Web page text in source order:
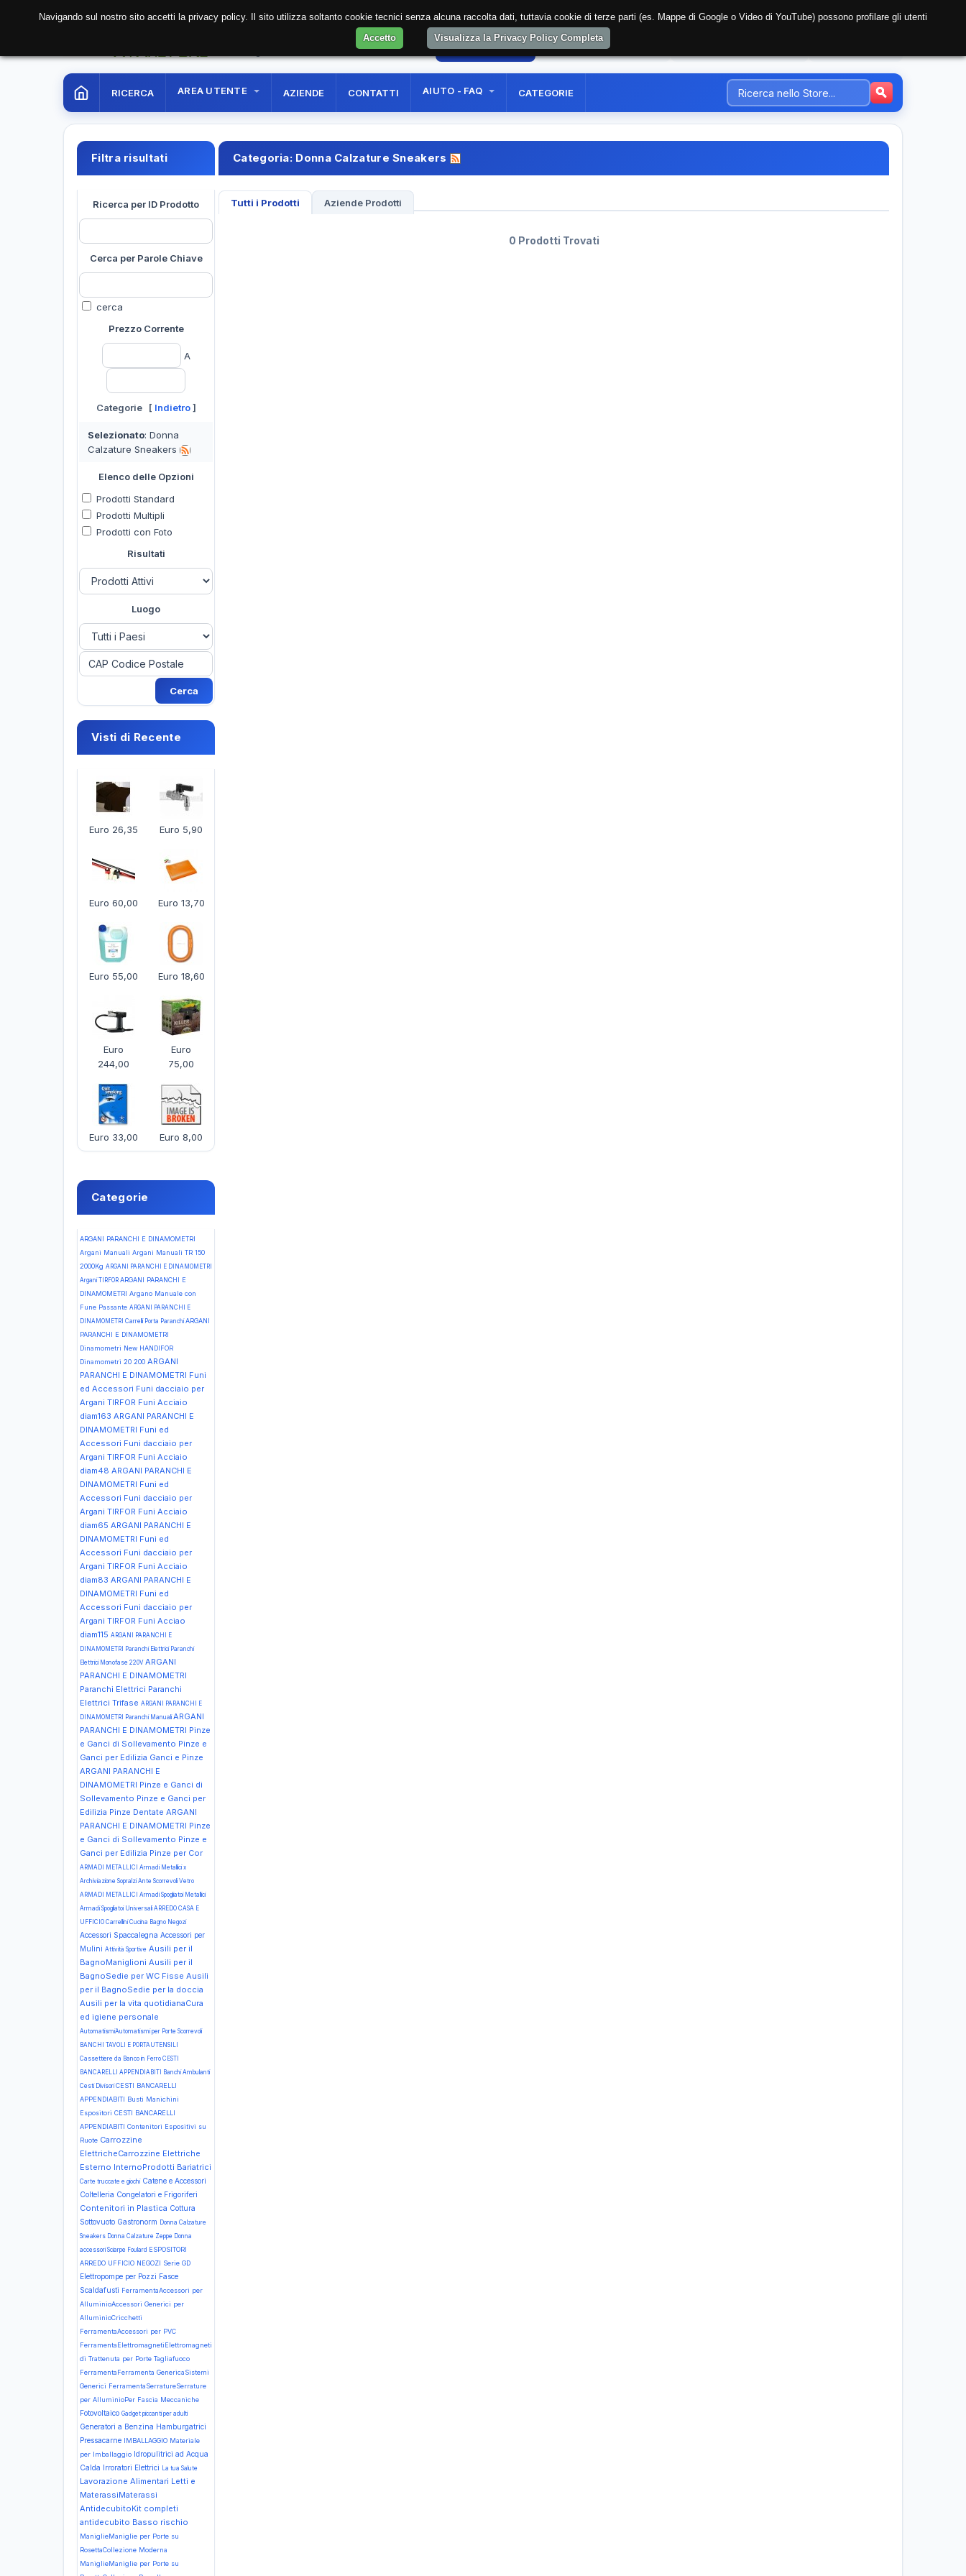
AREA RISERVATA REGISTRAZIONE UTENTE
RICERCA AREA UTENTE AZIENDE CONTATTI AIUTO - FAQ CATEGORIE
Filtra risultati
Ricerca per ID Prodotto
Cerca per Parole Chiave
cerca
Prezzo Corrente
A
Categorie [ Indietro]
Selezionato: Donna
Calzature Sneakers
Elenco delle Opzioni
Prodotti Standard
Prodotti Multipli
Prodotti con Foto
Risultati
Luogo
Visti di Recente
Euro 26,35 Euro 5,90
Euro 60,00 Euro 13,70
Euro 55,00 Euro 18,60
Euro
244,00
Euro
75,00
Euro 33,00 Euro 8,00
Categorie
ARGANI PARANCHI E DINAMOMETRI
Argani Manuali Argani Manuali TR 150
2000Kg ARGANI PARANCHI E DINAMOMETRI
Argani TIRFOR ARGANI PARANCHI E
DINAMOMETRI Argano Manuale con
Fune Passante ARGANI PARANCHI E
DINAMOMETRI Carrelli Porta ParanchiARGANI
PARANCHI E DINAMOMETRI
Dinamometri New HANDIFOR
Dinamometri 20 200 ARGANI
PARANCHI E DINAMOMETRI Funi
ed Accessori Funi dacciaio per
Argani TIRFOR Funi Acciaio
diam163 ARGANI PARANCHI E
DINAMOMETRI Funi ed
Accessori Funi dacciaio per
Argani TIRFOR Funi Acciaio
diam48 ARGANI PARANCHI E
DINAMOMETRI Funi ed
Accessori Funi dacciaio per
Argani TIRFOR Funi Acciaio
diam65 ARGANI PARANCHI E
DINAMOMETRI Funi ed
Accessori Funi dacciaio per
Argani TIRFOR Funi Acciaio
diam83 ARGANI PARANCHI E
DINAMOMETRI Funi ed
Accessori Funi dacciaio per
Argani TIRFOR Funi Acciao
diam115 ARGANI PARANCHI E
DINAMOMETRI Paranchi Elettrici Paranchi
Elettrici Monofase 220V ARGANI
PARANCHI E DINAMOMETRI
Paranchi Elettrici Paranchi
Elettrici Trifase ARGANI PARANCHI E
DINAMOMETRI Paranchi ManualiARGANI
PARANCHI E DINAMOMETRI Pinze
e Ganci di Sollevamento Pinze e
Ganci per Edilizia Ganci e Pinze
ARGANI PARANCHI E
DINAMOMETRI Pinze e Ganci di
Sollevamento Pinze e Ganci per
Edilizia Pinze Dentate ARGANI
PARANCHI E DINAMOMETRI Pinze
e Ganci di Sollevamento Pinze e
Ganci per Edilizia Pinze per Cor
ARMADI METALLICI Armadi Metallici x
Archiviazione Sopralzi Ante Scorrevoli Vetro
ARMADI METALLICI Armadi Spogliatoi Metallici
Armadi Spogliatoi UniversaliARREDO CASA E
UFFICIO Carrellini Cucina Bagno Negozi
Accessori Spaccalegna Accessori per
Mulini Attività Sportive Ausili per il
BagnoManiglioni Ausili per il
BagnoSedie per WC Fisse Ausili
per il BagnoSedie per la doccia
Ausili per la vita quotidianaCura
ed igiene personale
AutomatismiAutomatismi per Porte Scorrevoli
BANCHI TAVOLI E PORTAUTENSILI
Cassettiere da Banco in Ferro CESTI
BANCARELLI APPENDIABITI Banchi Ambulanti
Cesti DivisoriCESTI BANCARELLI
APPENDIABITI Busti Manichini
Espositori CESTI BANCARELLI
APPENDIABITI Contenitori Espositivi su
Ruote Carrozzine
ElettricheCarrozzine Elettriche
Esterno InternoProdotti Bariatrici
Carte truccate e giochi Catene e Accessori
Coltelleria Congelatori e Frigoriferi
Contenitori in Plastica Cottura
Sottovuoto Gastronorm Donna Calzature
Sneakers Donna Calzature Zeppe Donna
accessori Sciarpe Foulard ESPOSITORI
ARREDO UFFICIO NEGOZI Serie GD
Elettropompe per Pozzi Fasce
Scaldafusti FerramentaAccessori per
AlluminioAccessori Generici per
AlluminioCricchetti
FerramentaAccessori per PVC
FerramentaElettromagnetiElettromagneti
di Trattenuta per Porte Tagliafuoco
FerramentaFerramenta GenericaSistemi
Generici FerramentaSerratureSerrature
per AlluminioPer Fascia Meccaniche
Fotovoltaico Gadget piccanti per adulti
Generatori a Benzina Hamburgatrici
Pressacarne IMBALLAGGIO Materiale
per Imballaggio Idropulitrici ad Acqua
Calda Irroratori Elettrici La tua Salute
Lavorazione Alimentari Letti e
MaterassiMaterassi
AntidecubitoKit completi
antidecubito Basso rischio
ManiglieManiglie per Porte su
RosettaCollezione Moderna
ManiglieManiglie per Porte su
Categoria: Donna Calzature Sneakers
Tutti i Prodotti Aziende Prodotti
0 Prodotti Trovati
Navigando sul nostro sito accetti la privacy policy. Il sito utilizza soltanto cookie tecnici senza alcuna raccolta dati, tuttavia cookie di terze parti (es. Mappe di Google o Video di YouTube) possono profilare gli utenti
Accetto
Visualizza la Privacy Policy Completa